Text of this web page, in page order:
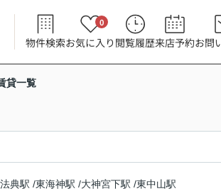
物件検索お気に入り
0
閲覧履歴来店予約お問
貸一覧
典駅 /東海神駅 /大神宮下駅 /東中山駅